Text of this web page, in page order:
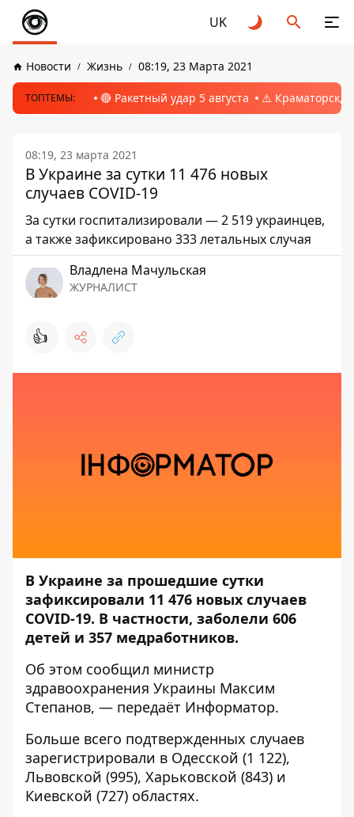
UK
Новости Жизнь 08:19, 23 Марта 2021
ТОПТЕМЫ: 🔴 Ракетный удар 5 августа ⚠️ Краматорск,
08:19, 23 марта 2021
В Украине за сутки 11 476 новых
случаев COVID-19
За сутки госпитализировали — 2 519 украинцев,
а также зафиксировано 333 летальных случая
Владлена Мачульская
ЖУРНАЛИСТ
👍
В Украине за прошедшие сутки
зафиксировали 11 476 новых случаев
COVID-19. В частности, заболели 606
детей и 357 медработников.
Об этом сообщил министр
здравоохранения Украины Максим
Степанов, — передаёт Информатор.
Больше всего подтвержденных случаев
зарегистрировали в Одесской (1 122),
Львовской (995), Харьковской (843) и
Киевской (727) областях.